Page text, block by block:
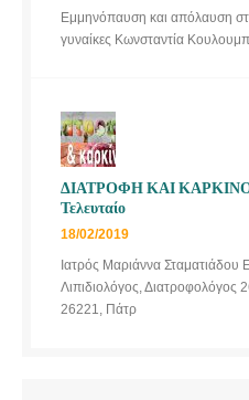
Εμμηνόπαυση και απόλαυση
γυναίκες Κωνσταντία
ΔΙΑΤΡΟΦΗ ΚΑΙ
Τελευταίο
18/02/2019
Ιατρός Μαριάννα Σταματιάδου
Λιπιδιολόγος, Διατροφολόγος
26221, Πάτρ